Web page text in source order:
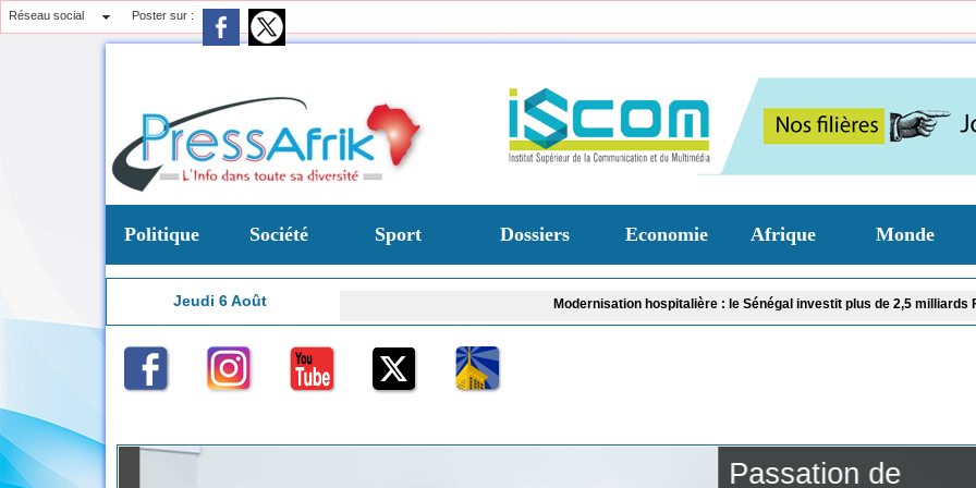
Réseau social Poster sur :
Politique Société Sport Dossiers Economie Afrique Monde
Jeudi 6 Août Modernisation hospitalière : le Sénégal investit plus de 2,5 milliards FCFA dans la
Passation de